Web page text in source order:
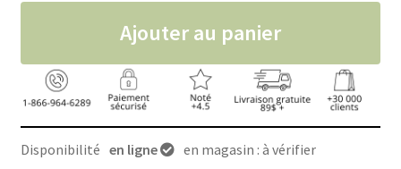
Ajouter au panier
Disponibilité en ligne en magasin : à vérifier